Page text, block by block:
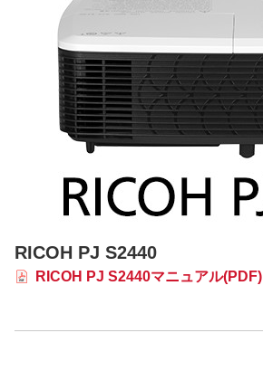
RICOH PJ S2440
RICOH PJ S2440マニュアル(PDF)